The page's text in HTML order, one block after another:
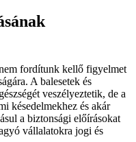
fordítunk kellő figyelmet
A balesetek és
veszélyeztetik, de a
késedelmekhez és akár
a biztonsági előírásokat
vállalatokra jogi és